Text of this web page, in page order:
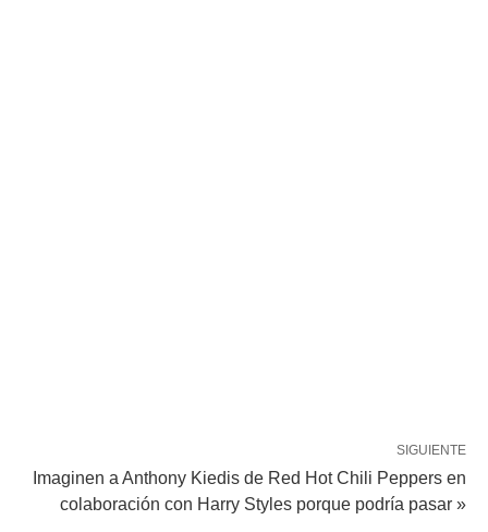
SIGUIENTE
Imaginen a Anthony Kiedis de Red Hot Chili Peppers en
colaboración con Harry Styles porque podría pasar »